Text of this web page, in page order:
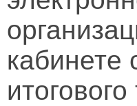
кабинете